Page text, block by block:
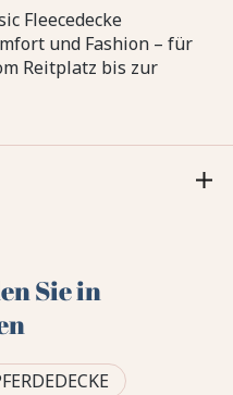
Fleecedecke
und Fashion – für
Reitplatz bis zur
Sie in